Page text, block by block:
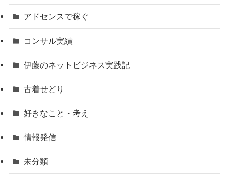
アドセンスで稼ぐ
コンサル実績
伊藤のネットビジネス実践記
古着せどり
好きなこと・考え
情報発信
未分類